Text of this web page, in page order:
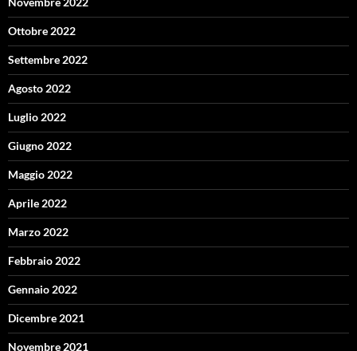
Ottobre 2022
Settembre 2022
Agosto 2022
Luglio 2022
Giugno 2022
Maggio 2022
Aprile 2022
Marzo 2022
Febbraio 2022
Gennaio 2022
Dicembre 2021
Novembre 2021